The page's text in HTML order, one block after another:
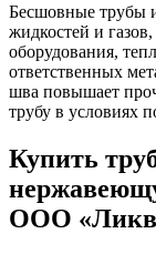
Бесшовные трубы
жидкостей и
оборудования,
ответственных
шва повышает
трубу в условиях
Купить
ООО